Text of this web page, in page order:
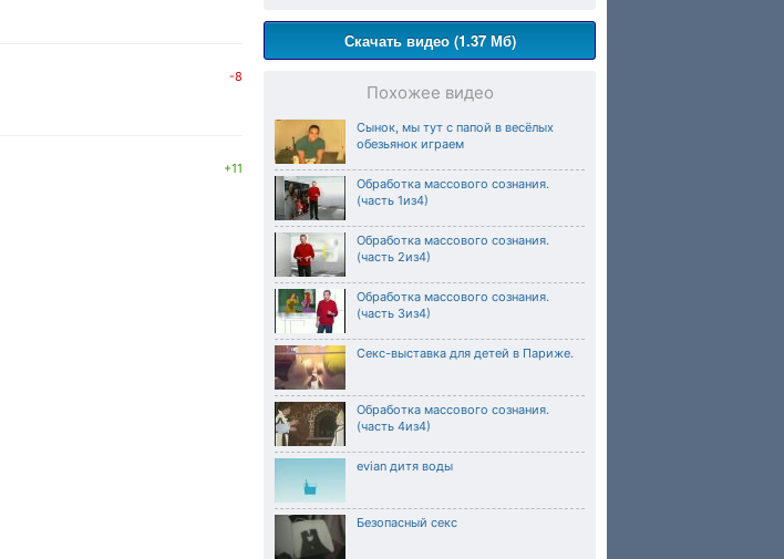
Скачать видео (1.37 Мб)
Похожее видео
Сынок, мы тут с папой в весёлых
обезьянок играем
Обработка массового сознания.
(часть 1из4)
Обработка массового сознания.
(часть 2из4)
Обработка массового сознания.
(часть 3из4)
Секс-выставка для детей в Париже.
Обработка массового сознания.
(часть 4из4)
evian дитя воды
Безопасный секс
-8
+11